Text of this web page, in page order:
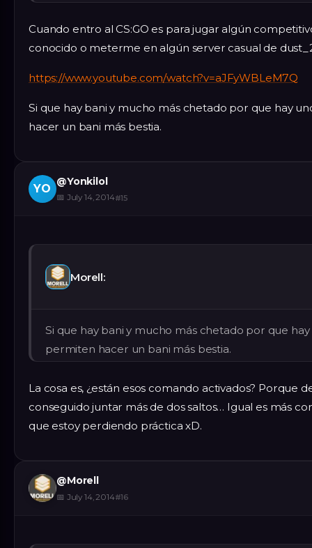
Cuando entro al CS:GO es para jugar algún
conocido o meterme en algún server casual de
https://www.youtube.com/watch?v=aJFyWBLeM7Q
Si que hay bani y mucho más chetado por que hay
hacer un bani más bestia.
YO
@Yonkilol
📅 July 14, 2014#15
Morell:
Si que hay bani y mucho más chetado por que
permiten hacer un bani más bestia.
La cosa es, ¿están esos comando activados? Porque
conseguido juntar más de dos saltos… Igual es más
que estoy perdiendo práctica xD.
@Morell
📅 July 14, 2014#16